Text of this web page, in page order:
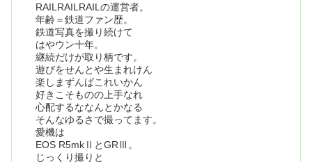
RAILRAILRAILの運営者。
年齢＝鉄道ファン歴。
鉄道写真を撮り続けて
はやウン十年。
継続だけが取り柄です。
遊びをせんとや生まれけん
楽しまずんばこれいかん
好きこそものの上手なれ
心配するななんとかなる
そんなゆるさで撮ってます。
愛機は
EOS R5mkⅡとGRⅢ。
じっくり撮りと